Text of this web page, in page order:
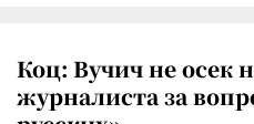
Коц: Вучич не осек
журналиста за